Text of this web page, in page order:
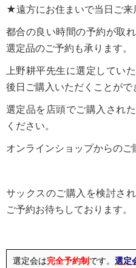
★遠方にお住まいで当日ご来
都合の良い時間の予約が取
選定品のご予約も承ります。
上野耕平先生に選定してい
後日ご購入いただくことがで
選定品を店頭でご購入され
ください。
オンラインショップからのご
サックスのご購入を検討さ
ご予約お待ちしております。
選定会は完全予約制です。 選定